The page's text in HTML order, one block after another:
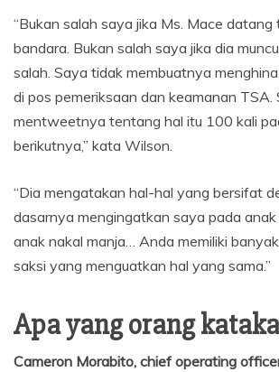
“Bukan salah saya jika Ms. Mace
bandara. Bukan salah saya jika dia
salah. Saya tidak membuatnya
di pos pemeriksaan dan keamanan TSA.
mentweetnya tentang hal itu 100 kali
berikutnya,” kata Wilson.
“Dia mengatakan hal-hal yang bersifat
dasarnya mengingatkan saya pada anak
anak nakal manja… Anda memiliki
saksi yang menguatkan hal yang sama.”
Apa yang orang
Cameron Morabito, chief operating